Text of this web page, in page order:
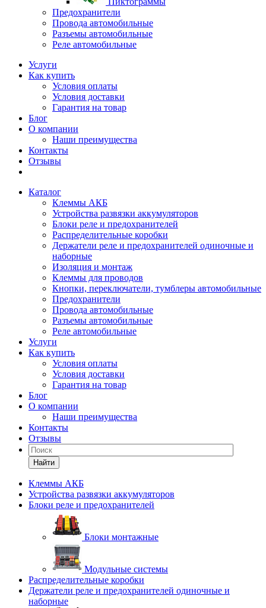
Предохранители
Провода автомобильные
Разъемы автомобильные
Реле автомобильные
Услуги
Как купить
Условия оплаты
Условия доставки
Гарантия на товар
Блог
О компании
Наши преимущества
Контакты
Отзывы
Каталог
Клеммы АКБ
Устройства развязки аккумуляторов
Блоки реле и предохранителей
Распределительные коробки
Держатели реле и предохранителей одиночные и
наборные
Изоляция и монтаж
Клеммы для проводов
Кнопки, переключатели, тумблеры автомобильные
Предохранители
Провода автомобильные
Разъемы автомобильные
Реле автомобильные
Услуги
Как купить
Условия оплаты
Условия доставки
Гарантия на товар
Блог
О компании
Наши преимущества
Контакты
Отзывы
Найти
Клеммы АКБ
Устройства развязки аккумуляторов
Блоки реле и предохранителей
Блоки монтажные
Модульные системы
Распределительные коробки
Держатели реле и предохранителей одиночные и
наборные